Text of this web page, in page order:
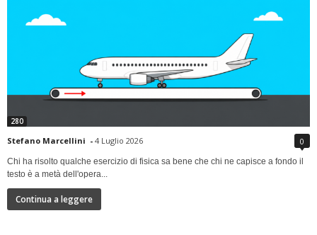
280
Stefano Marcellini - 4 Luglio 2026 0
Chi ha risolto qualche esercizio di fisica sa bene che chi ne capisce a fondo il
testo è a metà dell'opera...
Continua a leggere